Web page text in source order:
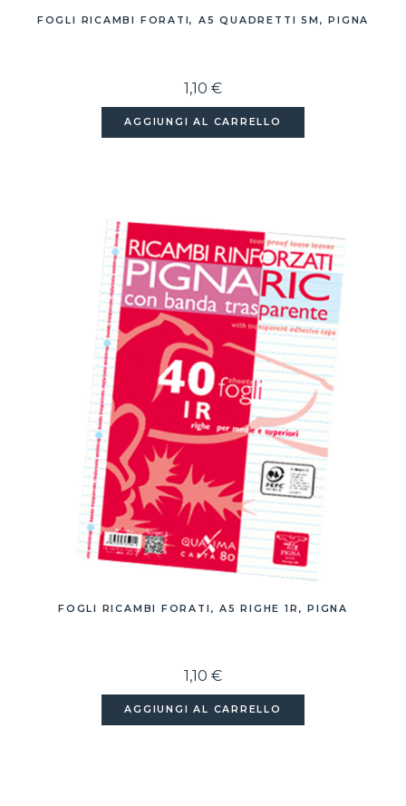
FOGLI RICAMBI FORATI, A5 QUADRETTI 5M, PIGNA
1,10 €
AGGIUNGI AL CARRELLO
FOGLI RICAMBI FORATI, A5 RIGHE 1R, PIGNA
1,10 €
AGGIUNGI AL CARRELLO